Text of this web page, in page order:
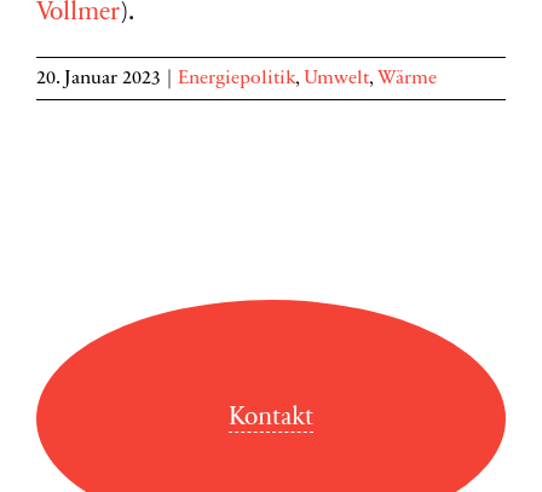
Vollmer).
20. Januar 2023 Energiepolitik, Umwelt, Wärme
Kontakt